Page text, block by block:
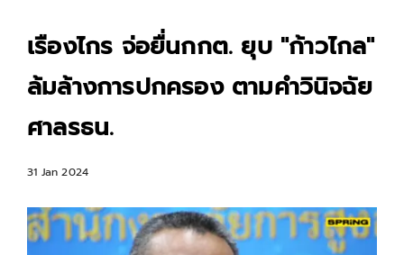
เรืองไกร จ่อยื่นกกต. ยุบ "ก้าวไกล"
ล้มล้างการปกครอง ตามคำวินิจฉัย
ศาลรธน.
31 Jan 2024